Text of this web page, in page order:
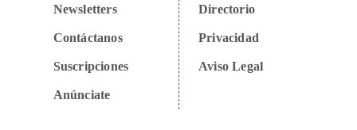
Newsletters
Contáctanos
Suscripciones
Anúnciate
Directorio
Privacidad
Aviso Legal